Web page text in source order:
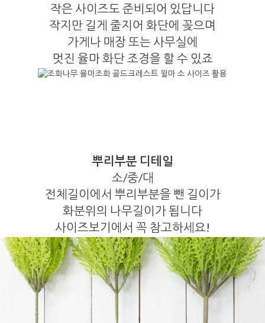
작은 사이즈도 준비되어 있답니다
작지만 길게 줄지어 화단에 꽂으며
가게나 매장 또는 사무실에
멋진 율마 화단 조경을 할 수 있죠
뿌리부분 디테일
소/중/대
전체길이에서 뿌리부분을 뺀 길이가
화분위의 나무길이가 됩니다
사이즈보기에서 꼭 참고하세요!